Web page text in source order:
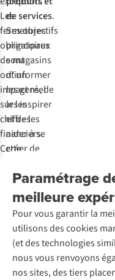
Les
fermetures
obligatoires
de magasins
ont un
impact réel
sur les
chiffres
financiers.
Cette
nous a
contraints à
nous
séparer de
notre
société-sœur
allemande
de services.
Ses objectifs
principaux
sont
d’informer
les gens, de
les inspirer
et de les
aider à se
créer de
souvenirs.
Don’t stop,
go Yonder!
Nous
voulons
également
Paramétrage
meilleure
Pour vous garantir la
utilisons des cookies
(et des technologies
nous vous renvoyons
nos sites, des tiers